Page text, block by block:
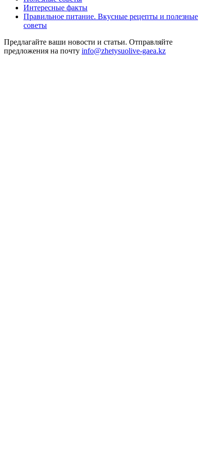
Интересные факты
Правильное питание. Вкусные рецепты и полезные
советы
Предлагайте ваши новости и статьи. Отправляйте
предложения на почту info@zhetysuolive-gaea.kz